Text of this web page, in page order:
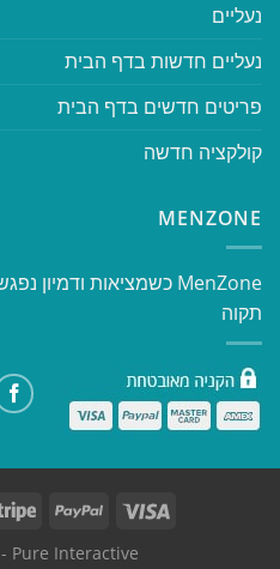
נעליים
נעליים חדשות בדף הבית
פריטים חדשים בדף הבית
קולקציה חדשה
MENZONE
תקוה
- Pure Interactive